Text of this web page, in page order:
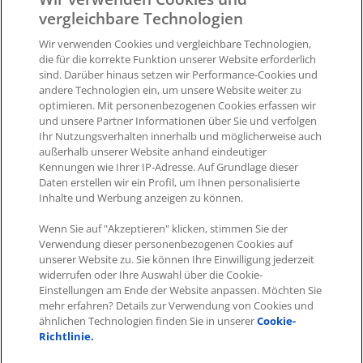
Zusätzlich besteht die Möglichkeit, je nachdem in welchem
Land Ihr Kunde aktiv ist, die Umsatzsteuer eines beliebigen
anderen Landes zu hinterlegen. Dabei wird die in diesem
Land geltende Umsatzsteuer ausgewiesen.
Was this article helpful?
Like0 Dislike 0
Views: 812
Impressum|Datenschutz|AGB
vergleichbare Technologien
Wir verwenden Cookies und vergleichbare Technologien,
die für die korrekte Funktion unserer Website erforderlich
sind. Darüber hinaus setzen wir Performance-Cookies und
andere Technologien ein, um unsere Website weiter zu
optimieren. Mit personenbezogenen Cookies erfassen wir
und unsere Partner Informationen über Sie und verfolgen
Ihr Nutzungsverhalten innerhalb und möglicherweise auch
außerhalb unserer Website anhand eindeutiger
Kennungen wie Ihrer IP-Adresse. Auf Grundlage dieser
Daten erstellen wir ein Profil, um Ihnen personalisierte
Inhalte und Werbung anzeigen zu können.
Wenn Sie auf "Akzeptieren" klicken, stimmen Sie der
Verwendung dieser personenbezogenen Cookies auf
unserer Website zu. Sie können Ihre Einwilligung jederzeit
widerrufen oder Ihre Auswahl über die Cookie-
Einstellungen am Ende der Website anpassen. Möchten Sie
mehr erfahren? Details zur Verwendung von Cookies und
ähnlichen Technologien finden Sie in unsererCookie-
Richtlinie.